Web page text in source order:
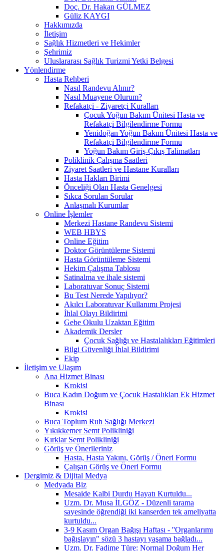
Doç. Dr. Hakan GÜLMEZ
Güliz KAYGI
Hakkımızda
İletişim
Sağlık Hizmetleri ve Hekimler
Şehrimiz
Uluslararası Sağlık Turizmi Yetki Belgesi
Yönlendirme
Hasta Rehberi
Nasıl Randevu Alınır?
Nasıl Muayene Olurum?
Refakatçi - Ziyaretçi Kuralları
Çocuk Yoğun Bakım Ünitesi Hasta ve
Refakatçi Bilgilendirme Formu
Yenidoğan Yoğun Bakım Ünitesi Hasta ve
Refakatçi Bilgilendirme Formu
Yoğun Bakım Giriş-Çıkış Talimatları
Poliklinik Çalışma Saatleri
Ziyaret Saatleri ve Hastane Kuralları
Hasta Hakları Birimi
Önceliği Olan Hasta Genelgesi
Sıkca Sorulan Sorular
Anlaşmalı Kurumlar
Online İşlemler
Merkezi Hastane Randevu Sistemi
WEB HBYS
Online Eğitim
Doktor Görüntüleme Sistemi
Hasta Görüntüleme Sistemi
Hekim Çalışma Tablosu
Satinalma ve ihale sistemi
Laboratuvar Sonuç Sistemi
Bu Test Nerede Yapılıyor?
Akılcı Laboratuvar Kullanımı Projesi
İhlal Olayı Bildirimi
Gebe Okulu Uzaktan Eğitim
Akademik Dersler
Çocuk Sağlığı ve Hastalalıkları Eğitimleri
Bilgi Güvenliği İhlal Bildirimi
Ekip
İletişim ve Ulaşım
Ana Hizmet Binası
Krokisi
Buca Kadın Doğum ve Çocuk Hastalıkları Ek Hizmet
Binası
Krokisi
Buca Toplum Ruh Sağlığı Merkezi
Yıkıkkemer Semt Polikliniği
Kırklar Semt Polikliniği
Görüş ve Önerileriniz
Hasta, Hasta Yakını, Görüş / Öneri Formu
Çalışan Görüş ve Öneri Formu
Dergimiz & Dijital Medya
Medyada Biz
Mesaide Kalbi Durdu Hayatı Kurtuldu...
Uzm. Dr. Musa İLGÖZ - Düzenli tarama
sayesinde öğrendiği iki kanserden tek ameliyatta
kurtuldu...
3-9 Kasım Organ Bağışı Haftası - ''Organlarımı
bağışlayın" sözü 3 hastayı yaşama bağladı...
Uzm. Dr. Fadime Türe: Normal Doğum Her